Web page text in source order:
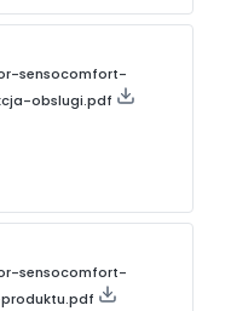
sensocomfort-
obslugi.pdf
sensocomfort-